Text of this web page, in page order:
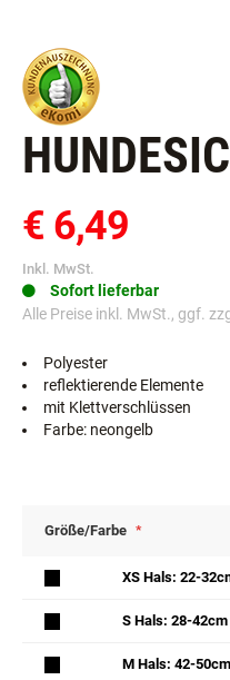
€ 6,49
Inkl. MwSt.
Sofort lieferbar
Alle Preise inkl. MwSt., ggf.
Polyester
reflektierende Elemente
mit Klettverschlüssen
Farbe: neongelb
Größe/Farbe
XS Hals: 22-
S Hals: 28-
M Hals: 42-